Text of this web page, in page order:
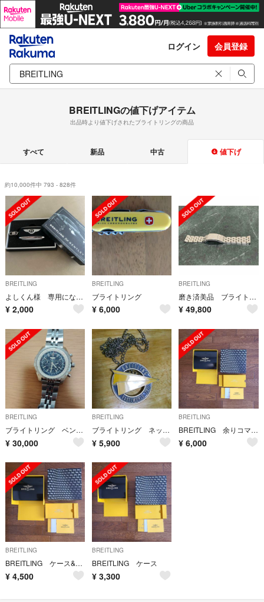
ログイン 会員登録
BREITLINGの値下げアイテム
出品時より値下げされたブライトリングの商品
すべて 新品 中古 値下げ
約10,000件中 793 - 828件
BREITLING
よしくん様 専用になります
¥ 2,000
BREITLING
ブライトリング
¥ 6,000
BREITLING
磨き済美品 ブライトリング 純正 ステンレスブレスレット ベルト バンド22mm
¥ 49,800
BREITLING
ブライトリング ベントレー
¥ 30,000
BREITLING
ブライトリング ネックレス
¥ 5,900
BREITLING
BREITLING 余りコマ&ケース
¥ 6,000
BREITLING
BREITLING ケース&余りコマ
¥ 4,500
BREITLING
BREITLING ケース
¥ 3,300